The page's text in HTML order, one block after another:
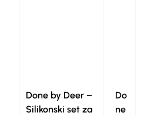
Done by Deer –
Silikonski set za
Do
ne